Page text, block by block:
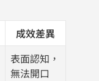
成效差異
表面認知，
無法開口